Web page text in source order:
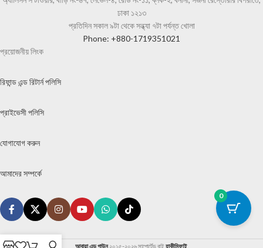
ঢাকা ১২১৩
প্রতিদিন সকাল ৯টা থেকে সন্ধ্যা ৭টা পর্যন্ত খোলা
Phone: +880-1719351021
প্রয়োজনীয় লিংক
রিফান্ড এন্ড রিটার্ন পলিসি
প্রাইভেসী পলিসি
যোগাযোগ করুন
আমাদের সম্পর্কে
আবায়া এন্ড গাউন২০১৫-২০২৬ সাপোর্টেড বাইহাকীমিফাই.
0